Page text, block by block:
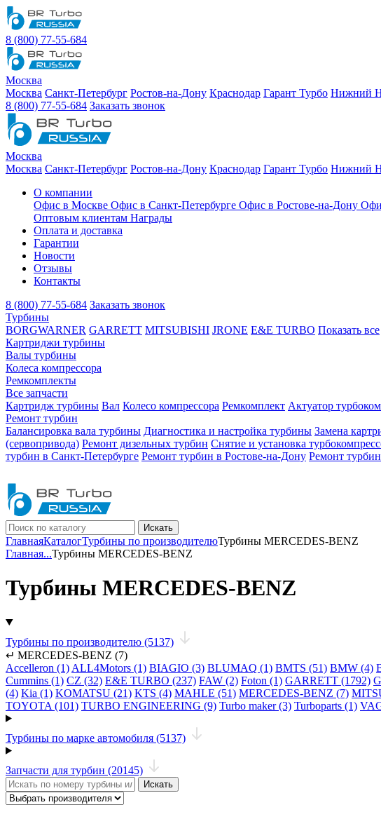
8 (800) 77-55-684
Москва
Москва Санкт-Петербург Ростов-на-Дону Краснодар Гарант Турбо Нижний
8 (800) 77-55-684 Заказать звонок
Москва
Москва Санкт-Петербург Ростов-на-Дону Краснодар Гарант Турбо Нижний
О компании
Офис в Москве Офис в Санкт-Петербурге Офис в Ростове-на-Дону
Оптовым клиентам Награды
Оплата и доставка
Гарантии
Новости
Отзывы
Контакты
8 (800) 77-55-684 Заказать звонок
Турбины
BORGWARNER GARRETT MITSUBISHI JRONE E&E TURBO Показать все
Картриджи турбины
Валы турбины
Колеса компрессора
Ремкомплекты
Все запчасти
Картридж турбины Вал Колесо компрессора Ремкомплект Актуатор
Ремонт турбин
Балансировка вала турбины Диагностика и настройка турбины Замена
(сервопривода) Ремонт дизельных турбин Снятие и установка
турбин в Санкт-Петербурге Ремонт турбин в Ростове-на-Дону Ремонт
Искать
ГлавнаяКаталогТурбины по производителюТурбины MERCEDES-BENZ
Главная...Турбины MERCEDES-BENZ
Турбины MERCEDES-BENZ
Турбины по производителю (5137)
↵ MERCEDES-BENZ (7)
Accelleron (1) ALL4Motors (1) BIAGIO (3) BLUMAQ (1) BMTS (51) BMW (4)
Cummins (1) CZ (32) E&E TURBO (237) FAW (2) Foton (1) GARRETT (1792)
(4) Kia (1) KOMATSU (21) KTS (4) MAHLE (51) MERCEDES-BENZ (7)
TOYOTA (101) TURBO ENGINEERING (9) Turbo maker (3) Turboparts (1)
Турбины по марке автомобиля (5137)
Запчасти для турбин (20145)
Искать